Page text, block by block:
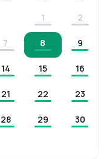
1 2
7 8 9
14 15 16
21 22 23
28 29 30